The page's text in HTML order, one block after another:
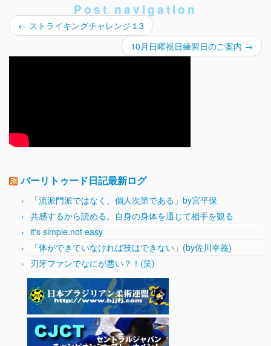
Post navigation
← ストライキングチャレンジ１3
10月日曜祝日練習日のご案内 →
バーリトゥード日記最新ログ
「流派門派ではなく、個人次第である」by宮平保
共感するから読める。自身の身体を通じて相手を観る
it's simple.not easy
「体ができていなければ技はできない」(by佐川幸義)
刃牙ファンでなにが悪い？！(笑)